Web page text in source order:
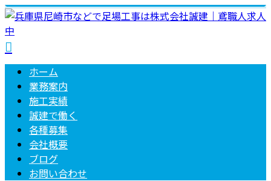
ホーム
業務案内
施工実績
誠建で働く
各種募集
会社概要
ブログ
お問い合わせ